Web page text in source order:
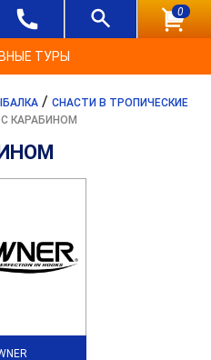
0
ТУРЫ
/ СНАСТИ В ТРОПИЧЕСКИЕ
КАРАБИНОМ